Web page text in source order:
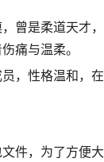
曾是柔道天才
痛与温柔。
，性格温和，
件，为了方便